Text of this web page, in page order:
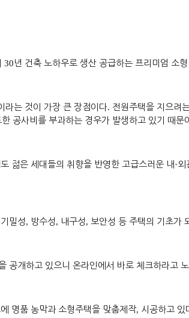
30 년 건축 노하우로 생산 공급하는 프리미엄 소
라는 것이 가장 큰 장점이다. 전원주택을 지으려
공사비를 부과하는 경우가 발생하고 있기 때문
젊은 세대들의 취향을 반영한 고급스러운 내 ·외
기밀성 , 방수성 , 내구성 , 보안성 등 주택의 기초가
공개하고 있으니 온라인에서 바로 체크하라고
명품 농막과 소형주택을 맞춤제작, 시공하고 있